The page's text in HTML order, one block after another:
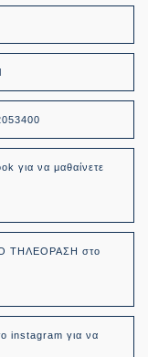
για να μαθαίνετε
ΤΗΛΕΟΡΑΣΗ στο
instagram για να